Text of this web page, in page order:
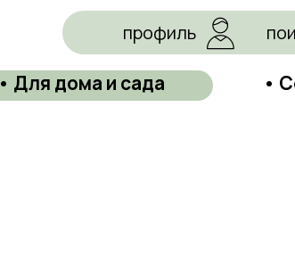
•
• Для дома и сада
профиль